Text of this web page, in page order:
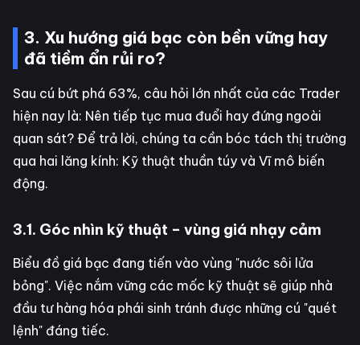
3. Xu hướng giá bạc còn bền vững hay
đã tiềm ẩn rủi ro?
Sau cú bứt phá 63%, câu hỏi lớn nhất của các Trader
hiện nay là: Nên tiếp tục mua đuổi hay đứng ngoài
quan sát? Để trả lời, chúng ta cần bóc tách thị trường
qua hai lăng kính: Kỹ thuật thuần túy và Vĩ mô biến
động.
3.1. Góc nhìn kỹ thuật – vùng giá nhạy cảm
Biểu đồ giá bạc đang tiến vào vùng "nước sôi lửa
bỏng". Việc nắm vững các mốc kỹ thuật sẽ giúp nhà
đầu tư hàng hóa phái sinh tránh được những cú "quét
lệnh" đáng tiếc.